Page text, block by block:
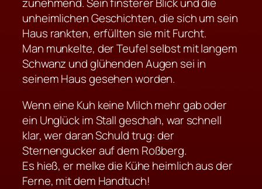
zunehmend. Sein finsterer Blick und die
unheimlichen Geschichten, die sich um sein
Haus rankten, erfüllten sie mit Furcht.
Man munkelte, der Teufel selbst mit langem
Schwanz und glühenden Augen sei in
seinem Haus gesehen worden.
Wenn eine Kuh keine Milch mehr gab oder
ein Unglück im Stall geschah, war schnell
klar, wer daran Schuld trug: der
Sternengucker auf dem Roßberg.
Es hieß, er melke die Kühe heimlich aus der
Ferne, mit dem Handtuch!